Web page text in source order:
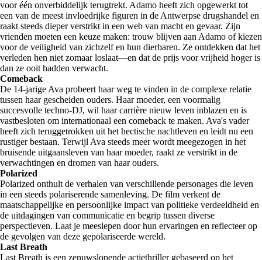
voor één onverbiddelijk terugtrekt. Adamo heeft zich opgewerkt tot
een van de meest invloedrijke figuren in de Antwerpse drugshandel en
raakt steeds dieper verstrikt in een web van macht en gevaar. Zijn
vrienden moeten een keuze maken: trouw blijven aan Adamo of kiezen
voor de veiligheid van zichzelf en hun dierbaren. Ze ontdekken dat het
verleden hen niet zomaar loslaat—en dat de prijs voor vrijheid hoger is
dan ze ooit hadden verwacht.
Comeback
De 14-jarige Ava probeert haar weg te vinden in de complexe relatie
tussen haar gescheiden ouders. Haar moeder, een voormalig
succesvolle techno-DJ, wil haar carrière nieuw leven inblazen en is
vastbesloten om internationaal een comeback te maken. Ava's vader
heeft zich teruggetrokken uit het hectische nachtleven en leidt nu een
rustiger bestaan. Terwijl Ava steeds meer wordt meegezogen in het
bruisende uitgaansleven van haar moeder, raakt ze verstrikt in de
verwachtingen en dromen van haar ouders.
Polarized
Polarized onthult de verhalen van verschillende personages die leven
in een steeds polariserende samenleving. De film verkent de
maatschappelijke en persoonlijke impact van politieke verdeeldheid en
de uitdagingen van communicatie en begrip tussen diverse
perspectieven. Laat je meeslepen door hun ervaringen en reflecteer op
de gevolgen van deze gepolariseerde wereld.
Last Breath
Last Breath is een zenuwslopende actiethriller gebaseerd op het